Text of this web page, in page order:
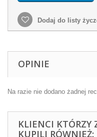
Dodaj do listy
OPINIE
Na razie nie dodano żadnej
KLIENCI KTÓRZY
KUPILI RÓWNIEŻ: